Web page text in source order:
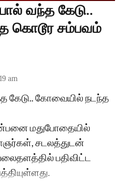
வந்த கேடு..
கொடூர சம்பவம்
am
கேடு.. கோவையில் நடந்த
மதுபோதையில்
சடலத்துடன்
பதிவிட்ட